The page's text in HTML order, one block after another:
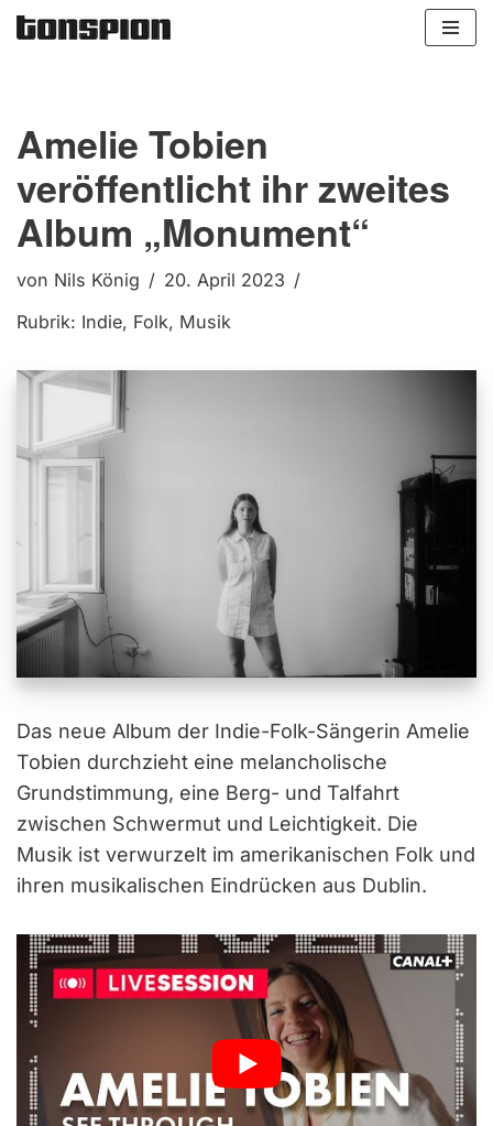
Amelie Tobien
veröffentlicht ihr zweites
Album „Monument“
von Nils König
20. April 2023
Rubrik: Indie, Folk, Musik
Das neue Album der Indie-Folk-Sängerin Amelie
Tobien durchzieht eine melancholische
Grundstimmung, eine Berg- und Talfahrt
zwischen Schwermut und Leichtigkeit. Die
Musik ist verwurzelt im amerikanischen Folk und
ihren musikalischen Eindrücken aus Dublin.